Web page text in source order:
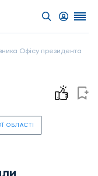
Офісу президента
ОБЛАСТІ